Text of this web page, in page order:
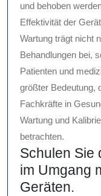
und behoben
Effektivität der
Wartung trägt nicht
Behandlungen bei,
Patienten und
größter Bedeutung,
Fachkräfte in
Wartung und
betrachten.
Schulen Sie
im Umgang
Geräten.